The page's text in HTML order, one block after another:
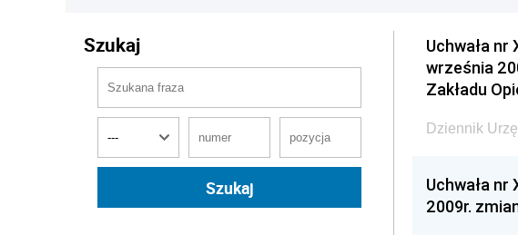
Szukaj
Uchwała
września
Zakładu
Dziennik
Uchwała
2009r.